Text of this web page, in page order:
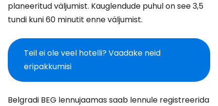
planeeritud väljumist. Kauglendude puhul on see 3,5
tundi kuni 60 minutit enne väljumist.
Teil ei ole veel hotelli? Vaadake neid
eripakkumisi
Belgradi BEG lennujaamas saab lennule registreerida